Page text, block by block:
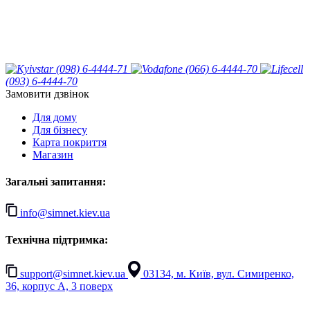
(098) 6-4444-71
(066) 6-4444-70
(093) 6-4444-70
Замовити дзвінок
Для дому
Для бізнесу
Карта покриття
Магазин
Загальні запитання:
info@simnet.kiev.ua
Технічна підтримка:
support@simnet.kiev.ua
03134, м. Київ, вул. Симиренко,
36, корпус А, 3 поверх